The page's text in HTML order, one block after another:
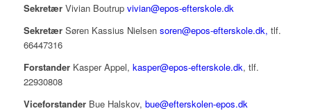
Sekretær Vivian Boutrup vivian@epos-efterskole.dk
Sekretær Søren Kassius Nielsen soren@epos-efterskole.dk, tlf.
66447316
ForstanderKasper Appel, kasper@epos-efterskole.dk, tlf.
22930808
ViceforstanderBue Halskov, bue@efterskolen-epos.dk